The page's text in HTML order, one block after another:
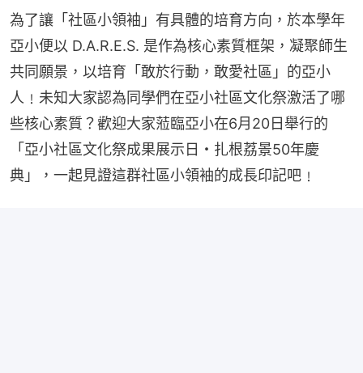
為了讓「社區小領袖」有具體的培育方向，於本學年
亞小便以 D.A.R.E.S. 是作為核心素質框架，凝聚師生
共同願景，以培育「敢於行動，敢愛社區」的亞小
人﹗未知大家認為同學們在亞小社區文化祭激活了哪
些核心素質？歡迎大家蒞臨亞小在6月20日舉行的
「亞小社區文化祭成果展示日・扎根荔景50年慶
典」，一起見證這群社區小領袖的成長印記吧﹗